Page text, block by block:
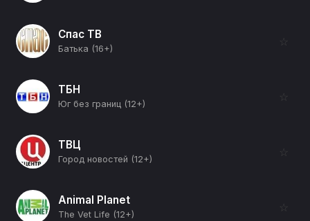
Спас ТВ
Батька (16+)
☆
ТБН
Юг без границ (12+)
☆
ТВЦ
Город новостей (12+)
☆
Animal Planet
The Vet Life (12+)
☆